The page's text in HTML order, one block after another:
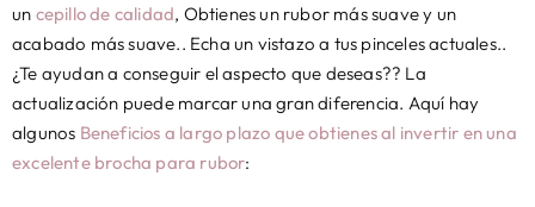
un cepillo de calidad, Obtienes un rubor más suave y un
acabado más suave.. Echa un vistazo a tus pinceles actuales..
¿Te ayudan a conseguir el aspecto que deseas?? La
actualización puede marcar una gran diferencia. Aquí hay
algunos Beneficios a largo plazo que obtienes al invertir en una
excelente brocha para rubor: